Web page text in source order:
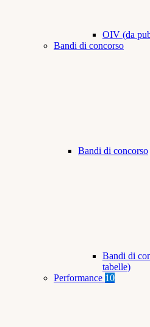
OIV (da
Bandi di concorso
Bandi di concorso
Bandi di
tabelle)
Performance 10